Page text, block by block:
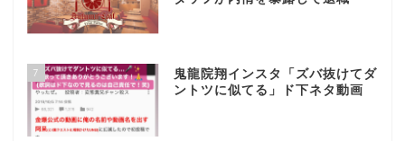
7
鬼龍院翔インスタ「ズバ抜けてダ
ントツに似てる」ド下ネタ動画